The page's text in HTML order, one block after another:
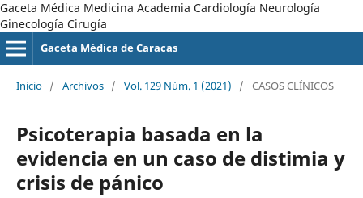
Gaceta Médica Medicina Academia Cardiología Neurología
Ginecología Cirugía
Gaceta Médica de Caracas
Inicio / Archivos / Vol. 129 Núm. 1 (2021) / CASOS CLÍNICOS
Psicoterapia basada en la
evidencia en un caso de distimia y
crisis de pánico